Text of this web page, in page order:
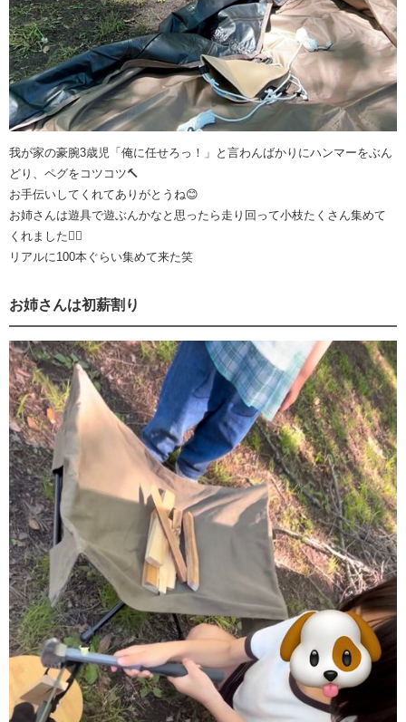
我が家の豪腕3歳児「俺に任せろっ！」と言わんばかりにハンマーをぶん
どり、ペグをコツコツ🔨
お手伝いしてくれてありがとうね😊
お姉さんは遊具で遊ぶんかなと思ったら走り回って小枝たくさん集めて
くれました🏃‍♀️
リアルに100本ぐらい集めて来た笑
お姉さんは初薪割り